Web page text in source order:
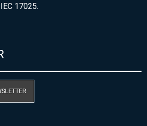
17025.